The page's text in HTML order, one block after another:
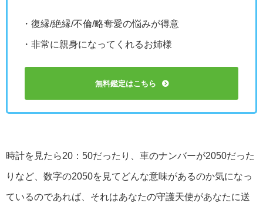
・復縁/絶縁/不倫/略奪愛の悩みが得意
・非常に親身になってくれるお姉様
無料鑑定はこちら
時計を見たら20：50だったり、車のナンバーが2050だった
りなど、数字の2050を見てどんな意味があるのか気になっ
ているのであれば、それはあなたの守護天使があなたに送